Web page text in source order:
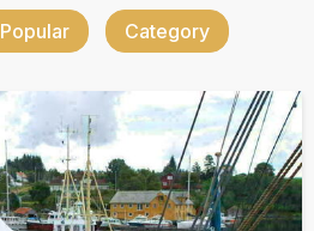
Popular Category